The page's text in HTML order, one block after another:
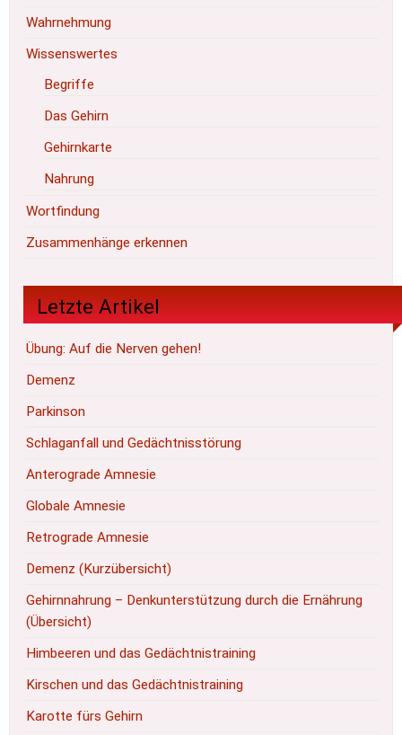
Wahrnehmung
Wissenswertes
Begriffe
Das Gehirn
Gehirnkarte
Nahrung
Wortfindung
Zusammenhänge erkennen
Letzte Artikel
Übung: Auf die Nerven gehen!
Demenz
Parkinson
Schlaganfall und Gedächtnisstörung
Anterograde Amnesie
Globale Amnesie
Retrograde Amnesie
Demenz (Kurzübersicht)
Gehirnnahrung – Denkunterstützung durch die Ernährung
(Übersicht)
Himbeeren und das Gedächtnistraining
Kirschen und das Gedächtnistraining
Karotte fürs Gehirn